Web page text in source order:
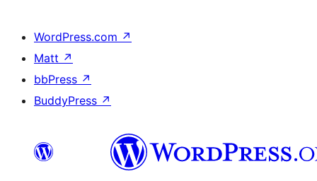
WordPress.com ↗
Matt ↗
bbPress ↗
BuddyPress ↗